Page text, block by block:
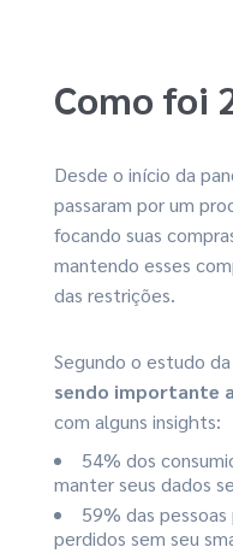
Como foi
Desde o início da
passaram por um
focando suas
mantendo esses
das restrições.
Segundo o estudo
sendo importante
com alguns insights:
54% dos
manter seus dados
59% das
perdidos sem seu